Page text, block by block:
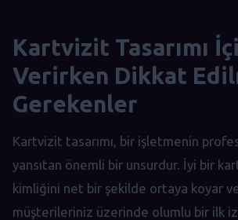
Kartvizit Tasarımı
Verirken Dikkat
Gerekenler
Kartvizit tasarımı, bir işletmenin
yansıtan önemli bir unsurdur. İyi bir
kimliğini net bir şekilde ortaya koyar
müşterileriniz üzerinde olumlu bir ilk